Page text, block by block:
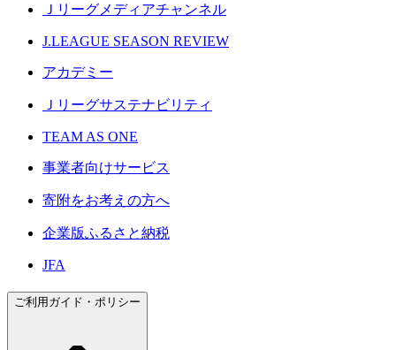
Ｊリーグメディアチャンネル
J.LEAGUE SEASON REVIEW
アカデミー
Ｊリーグサステナビリティ
TEAM AS ONE
事業者向けサービス
寄附をお考えの方へ
企業版ふるさと納税
JFA
ご利用ガイド・ポリシー